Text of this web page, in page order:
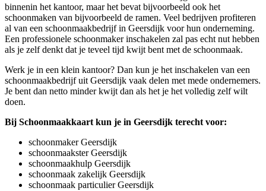
binnenin het kantoor, maar het bevat bijvoorbeeld ook het
schoonmaken van bijvoorbeeld de ramen. Veel bedrijven profiteren
al van een schoonmaakbedrijf in Geersdijk voor hun onderneming.
Een professionele schoonmaker inschakelen zal pas echt nut hebben
als je zelf denkt dat je teveel tijd kwijt bent met de schoonmaak.
Werk je in een klein kantoor? Dan kun je het inschakelen van een
schoonmaakbedrijf uit Geersdijk vaak delen met mede ondernemers.
Je bent dan netto minder kwijt dan als het je het volledig zelf wilt
doen.
Bij Schoonmaakkaart kun je in Geersdijk terecht voor:
schoonmaker Geersdijk
schoonmaakster Geersdijk
schoonmaakhulp Geersdijk
schoonmaak zakelijk Geersdijk
schoonmaak particulier Geersdijk